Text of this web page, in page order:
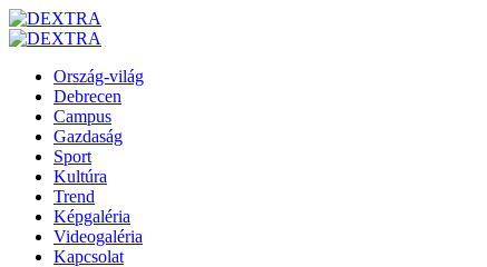
Ország-világ
Debrecen
Campus
Gazdaság
Sport
Kultúra
Trend
Képgaléria
Videogaléria
Kapcsolat